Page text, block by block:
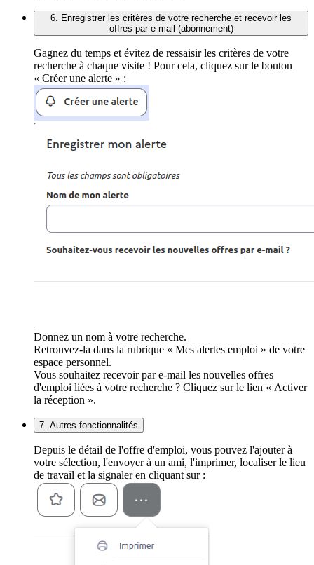
6. Enregistrer les critères de votre recherche et recevoir les
offres par e-mail (abonnement)
Gagnez du temps et évitez de ressaisir les critères de votre
recherche à chaque visite ! Pour cela, cliquez sur le bouton
« Créer une alerte » :
Donnez un nom à votre recherche.
Retrouvez-la dans la rubrique « Mes alertes emploi » de votre
espace personnel.
Vous souhaitez recevoir par e-mail les nouvelles offres
d'emploi liées à votre recherche ? Cliquez sur le lien « Activer
la réception ».
7. Autres fonctionnalités
Depuis le détail de l'offre d'emploi, vous pouvez l'ajouter à
votre sélection, l'envoyer à un ami, l'imprimer, localiser le lieu
de travail et la signaler en cliquant sur :